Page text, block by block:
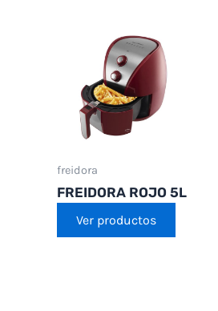
freidora
FREIDORA ROJO 5L
Ver productos